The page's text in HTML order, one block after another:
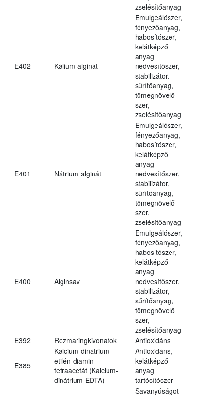
zselésítőanyag
E402 Kálium-alginát
Emulgeálószer,
fényezőanyag,
habosítószer,
kelátképző
anyag,
nedvesítőszer,
stabilizátor,
sűrítőanyag,
tömegnövelő
szer,
zselésítőanyag
E401 Nátrium-alginát
Emulgeálószer,
fényezőanyag,
habosítószer,
kelátképző
anyag,
nedvesítőszer,
stabilizátor,
sűrítőanyag,
tömegnövelő
szer,
zselésítőanyag
E400 Alginsav
Emulgeálószer,
fényezőanyag,
habosítószer,
kelátképző
anyag,
nedvesítőszer,
stabilizátor,
sűrítőanyag,
tömegnövelő
szer,
zselésítőanyag
E392
Rozmaringkivonatok Antioxidáns
E385
Kalcium-dinátrium-
etilén-diamin-
tetraacetát (Kalcium-
dinátrium-EDTA)
Antioxidáns,
kelátképző
anyag,
tartósítószer
Savanyúságot